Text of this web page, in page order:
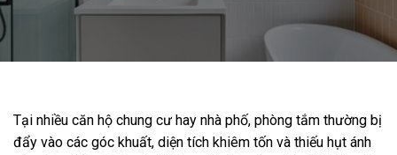
Tại nhiều căn hộ chung cư hay nhà phố, phòng tắm thường bị
đẩy vào các góc khuất, diện tích khiêm tốn và thiếu hụt ánh